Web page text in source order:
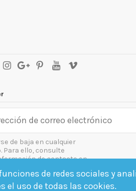
de baja en cualquier
Para ello, consulte
de contacto en
las condiciones generales y la política
de redes sociales y
el uso de todas las cookies.